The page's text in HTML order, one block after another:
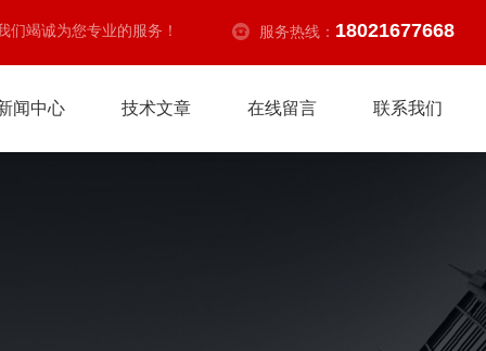
们竭诚为您专业的服务！ 服务热线： 18021677668
闻中心 技术文章 在线留言 联系我们